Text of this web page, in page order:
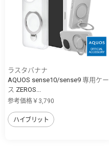
ラスタバナナ
AQUOS sense10/sense9 専用ケー
ス ZEROS...
参考価格￥3,790
ハイブリット